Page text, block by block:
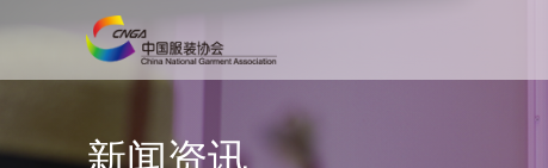
新闻资讯